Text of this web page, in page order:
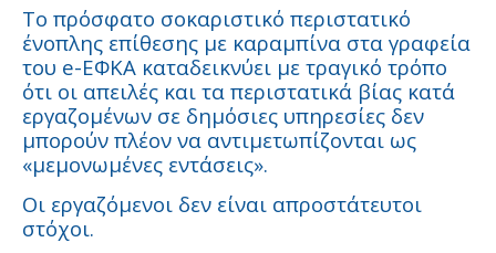
Το πρόσφατο σοκαριστικό περιστατικό
ένοπλης επίθεσης με καραμπίνα στα γραφεία
του e-ΕΦΚΑ καταδεικνύει με τραγικό τρόπο
ότι οι απειλές και τα περιστατικά βίας κατά
εργαζομένων σε δημόσιες υπηρεσίες δεν
μπορούν πλέον να αντιμετωπίζονται ως
«μεμονωμένες εντάσεις».
Οι εργαζόμενοι δεν είναι απροστάτευτοι
στόχοι.